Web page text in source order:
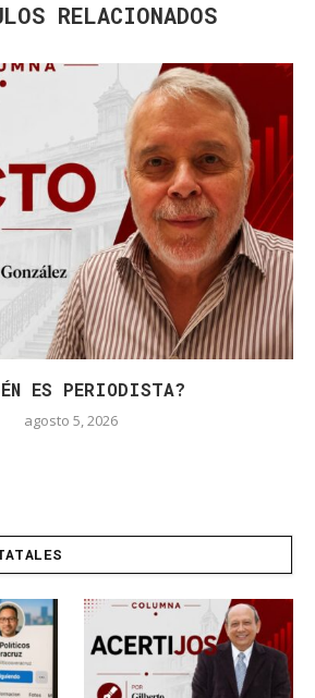
RELACIONADOS
ES PERIODISTA?
agosto 5, 2026